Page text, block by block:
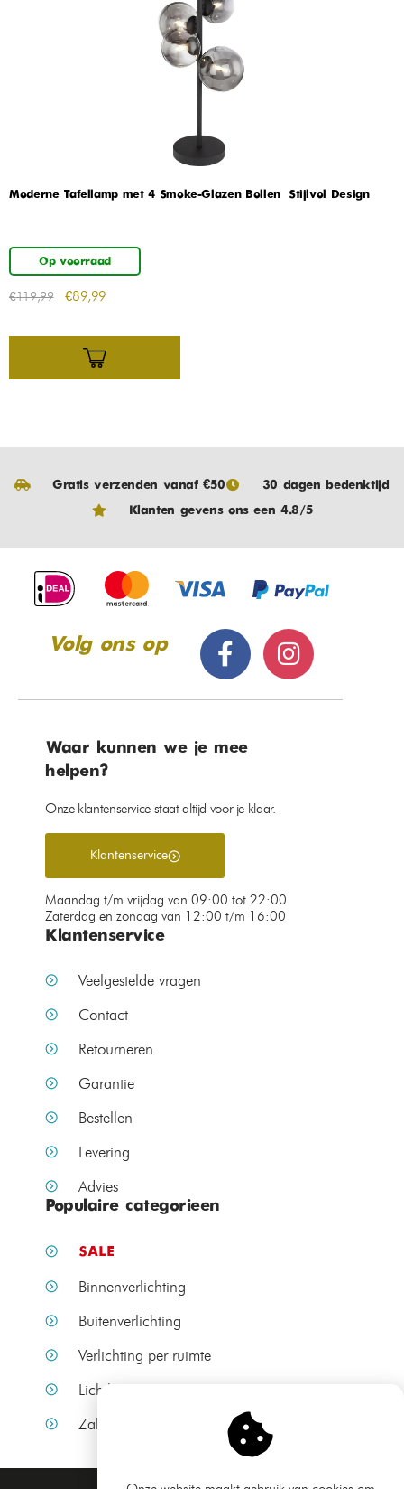
Moderne Tafellamp met 4 Smoke-Glazen Bollen – Stijlvol Design
Op voorraad
€119,99 €89,99
Gratis verzenden vanaf €50
30 dagen bedenktijd
Klanten gevens ons een 4.8/5
Volg ons op
Waar kunnen we je mee
helpen?
Onze klantenservice staat altijd voor je klaar.
Klantenservice
Maandag t/m vrijdag van 09:00 tot 22:00
Zaterdag en zondag van 12:00 t/m 16:00
Klantenservice
Veelgestelde vragen
Contact
Retourneren
Garantie
Bestellen
Levering
Advies
Populaire categorieen
SALE
Binnenverlichting
Buitenverlichting
Verlichting per ruimte
Lichtbronnen
Zakelijke verlichting